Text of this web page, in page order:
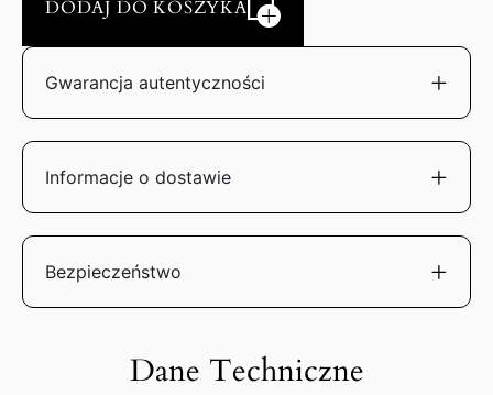
DODAJ DO KOSZYKA
Gwarancja autentyczności
Informacje o dostawie
Bezpieczeństwo
Dane Techniczne